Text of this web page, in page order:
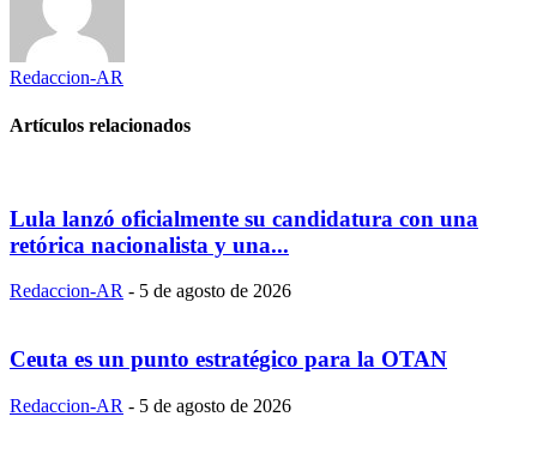
Redaccion-AR
Artículos relacionados
Lula lanzó oficialmente su candidatura con una
retórica nacionalista y una...
Redaccion-AR - 5 de agosto de 2026
Ceuta es un punto estratégico para la OTAN
Redaccion-AR - 5 de agosto de 2026